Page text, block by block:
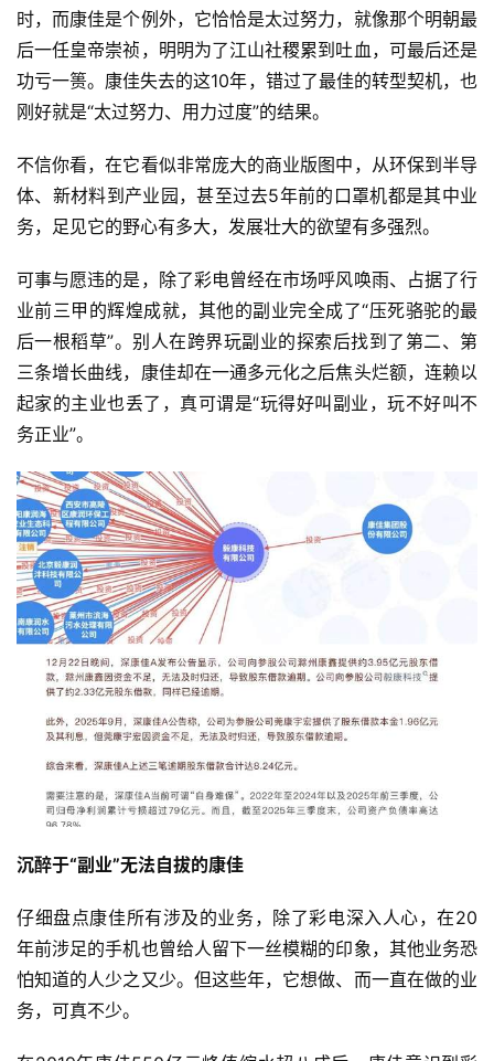
时，而康佳是个例外，它恰恰是太过努力，就像那个明朝最
后一任皇帝崇祯，明明为了江山社稷累到吐血，可最后还是
功亏一篑。康佳失去的这10年，错过了最佳的转型契机，也
刚好就是“太过努力、用力过度”的结果。
不信你看，在它看似非常庞大的商业版图中，从环保到半导
体、新材料到产业园，甚至过去5年前的口罩机都是其中业
务，足见它的野心有多大，发展壮大的欲望有多强烈。
可事与愿违的是，除了彩电曾经在市场呼风唤雨、占据了行
业前三甲的辉煌成就，其他的副业完全成了“压死骆驼的最
后一根稻草”。别人在跨界玩副业的探索后找到了第二、第
三条增长曲线，康佳却在一通多元化之后焦头烂额，连赖以
起家的主业也丢了，真可谓是“玩得好叫副业，玩不好叫不
务正业”。
沉醉于“副业”无法自拔的康佳
仔细盘点康佳所有涉及的业务，除了彩电深入人心，在20
年前涉足的手机也曾给人留下一丝模糊的印象，其他业务恐
怕知道的人少之又少。但这些年，它想做、而一直在做的业
务，可真不少。